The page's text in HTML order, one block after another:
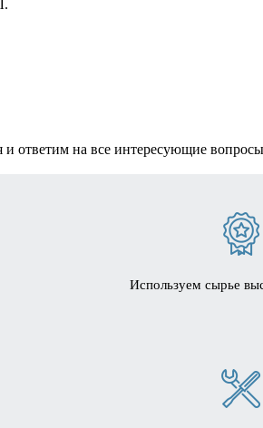
ответим на все интересующие
Используем сырье